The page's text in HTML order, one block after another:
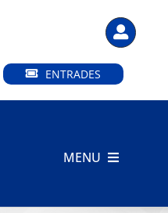
ENTRADES
MENU